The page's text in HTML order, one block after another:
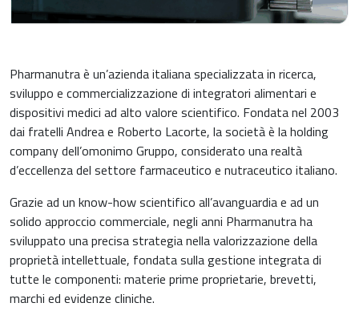
Pharmanutra è un’azienda italiana specializzata in ricerca,
sviluppo e commercializzazione di integratori alimentari e
dispositivi medici ad alto valore scientifico. Fondata nel 2003
dai fratelli Andrea e Roberto Lacorte, la società è la holding
company dell’omonimo Gruppo, considerato una realtà
d’eccellenza del settore farmaceutico e nutraceutico italiano.
Grazie ad un know-how scientifico all’avanguardia e ad un
solido approccio commerciale, negli anni Pharmanutra ha
sviluppato una precisa strategia nella valorizzazione della
proprietà intellettuale, fondata sulla gestione integrata di
tutte le componenti: materie prime proprietarie, brevetti,
marchi ed evidenze cliniche.